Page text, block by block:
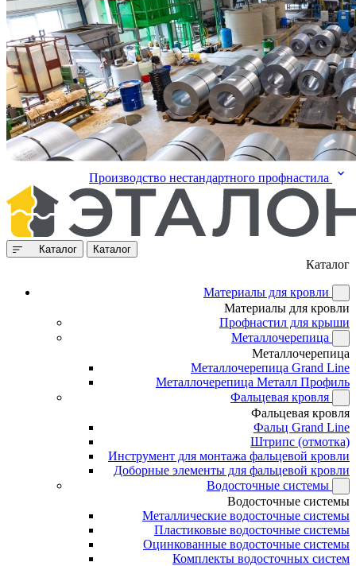
Производство нестандартного профнастила
Каталог Каталог
Каталог
Материалы для кровли
Материалы для кровли
Профнастил для крыши
Металлочерепица
Металлочерепица
Металлочерепица Grand Line
Металлочерепица Металл Профиль
Фальцевая кровля
Фальцевая кровля
Фальц Grand Line
Штрипс (отмотка)
Инструмент для монтажа фальцевой кровли
Доборные элементы для фальцевой кровли
Водосточные системы
Водосточные системы
Металлические водосточные системы
Пластиковые водосточные системы
Оцинкованные водосточные системы
Комплекты водосточных систем